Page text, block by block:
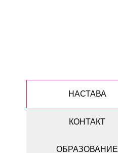
НАСТАВА
КОНТАКТ
ОБРАЗОВАНИЕ